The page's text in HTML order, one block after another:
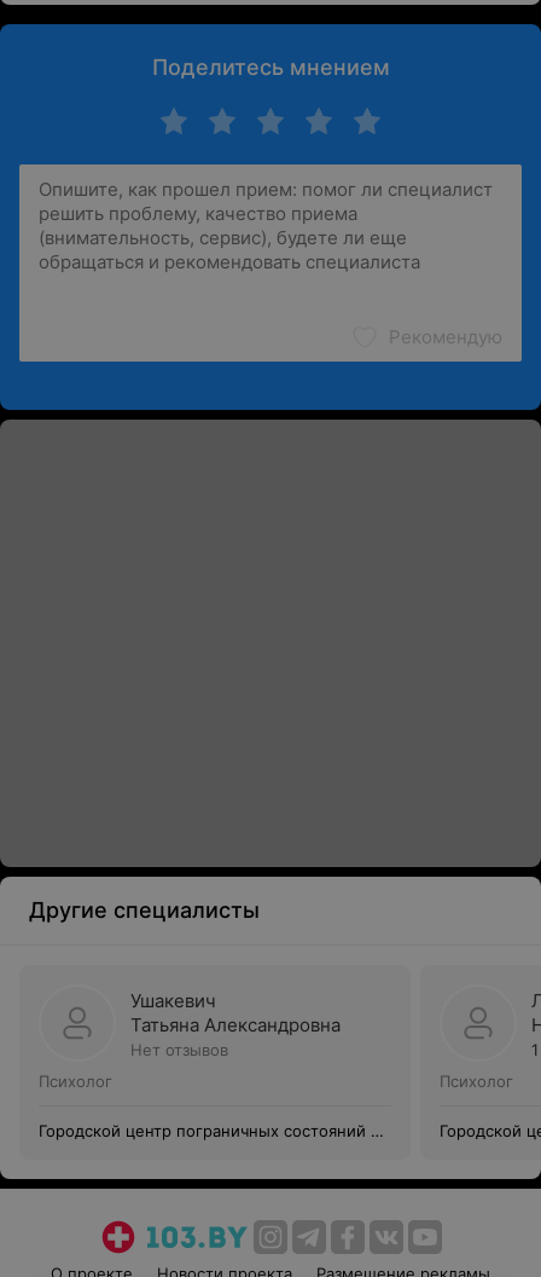
Поделитесь мнением
Рекомендую
Другие специалисты
Ушакевич
Татьяна Александровна
Нет отзывов
Психолог
Городской центр пограничных состояний и
Психолог
Городской